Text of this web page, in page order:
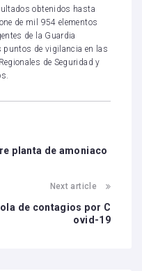
obtenidos hasta
de mil 954 elementos
de la Guardia
puntos de vigilancia en las
de Seguridad y
planta de amoniaco
Next article
de contagios por C
ovid-19